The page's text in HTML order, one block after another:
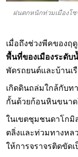
ฝนตกหนักท่วมเมืองโซ
เมื่อถึงช่วงพีคของฤ
พื้นที่ของเมืองระดับ
พัดรถยนต์และบ้านเ
เกิดดินถล่มใกล้กับท
กั้นด้วยก้อนหินขนา
ในเขตชุมชนดาโกมิ
ตลิ่งและท่วมทางหล
ให้การจราจรติดขัด